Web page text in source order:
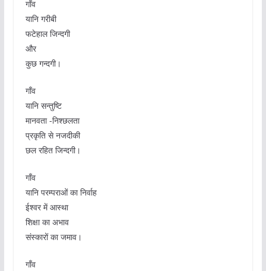
गाँव
यानि गरीबी
फटेहाल जिन्दगी
और
कुछ गन्दगी।
गाँव
यानि सन्तुष्टि
मानवता -निश्छलता
प्रकृति से नजदीकी
छल रहित जिन्दगी।
गाँव
यानि परम्पराओं का निर्वाह
ईश्वर में आस्था
शिक्षा का अभाव
संस्कारों का जमाव।
गाँव